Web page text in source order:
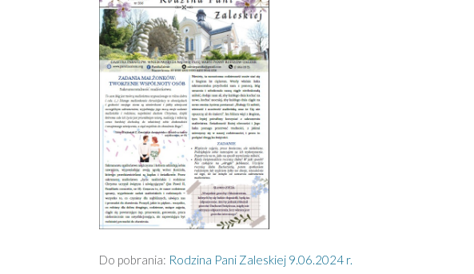
Do pobrania: Rodzina Pani Zaleskiej 9.06.2024 r.